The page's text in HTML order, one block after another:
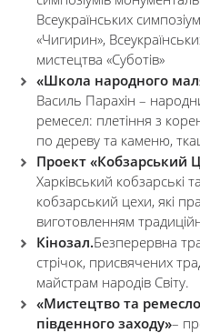
Всеукраїнських
«Чигирин»,
мистецтва «Суботів»
«Школа народного
Василь Парахін –
ремесел: плетіння з
по дереву та каменю,
Проект «Кобзарський
Харківський кобзарські
кобзарський цехи, які
виготовленням
Кінозал.Безперервна
стрічок, присвячених
майстрам народів Світу.
«Мистецтво та
південного заходу»–